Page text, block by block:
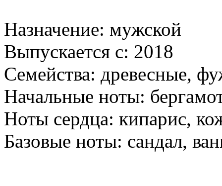
Назначение: мужской
Выпускается с: 2018
Семейства: древесные,
Начальные ноты:
Ноты сердца: кипарис,
Базовые ноты: сандал,